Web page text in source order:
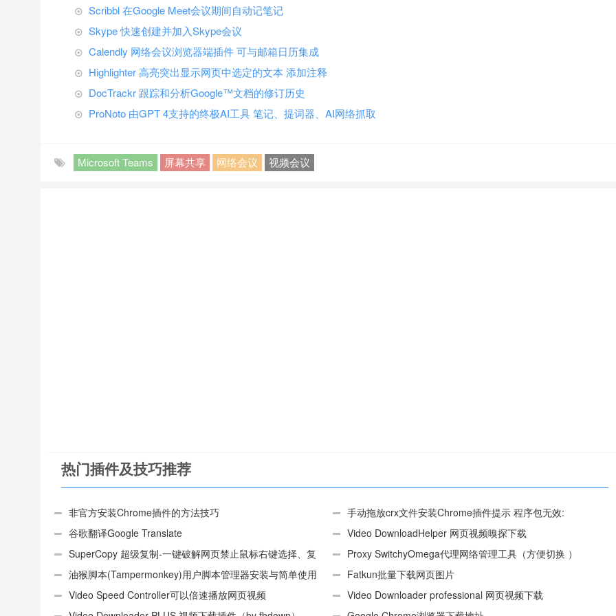
Scribbl 在Google Meet会议期间自动记笔记
Skype 快速创建并加入Skype会议
Calendly 网络会议浏览器端插件 可与邮箱日历集成
Highlighter 高亮突出显示网页中选定的文本 添加注释
DocTrackr 跟踪和分析Google™文档的修订历史
ProNoto 由GPT 4支持的终极AI工具 笔记、提词器、AI网络抓取
Microsoft Teams 屏幕共享 网络会议 视频会议
热门插件及技巧推荐
非官方安装Chrome插件的方法技巧
手动拖放crx文件安装Chrome插件提示 程序包无效:
“CEX_HEADER_INVALID”的解决办法
谷歌翻译Google Translate
Video DownloadHelper 网页视频嗅探下载
SuperCopy 超级复制-一键破解网页禁止鼠标右键选择、复
制
Proxy SwitchyOmega代理网络管理工具（方便切换 ）
油猴脚本(Tampermonkey)用户脚本管理器安装与简单使用
（适用Android）
Fatkun批量下载网页图片
Video Speed Controller可以倍速播放网页视频
Video Downloader professional 网页视频下载